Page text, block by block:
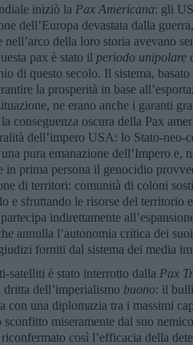
iniziò la Pax Americana: gli
dell’Europa devastata dalla
della loro storia avevano
pax è stato il periodo unipolare
di questo secolo. Il sistema,
la prosperità in base
ne erano anche i garanti
conseguenza oscura della Pax
dell’impero USA: lo Stato-neo-
pura emanazione dell’Impero e,
prima persona il genocidio
di territori: comunità di coloni
e sfruttando le risorse del territorio
indirettamente
annulla l’autonomia critica dei
forniti dal sistema dei media
satelliti è stato interrotto dalla Pax
dell’imperialismo buono: il
con una diplomazia tra i massimi
miseramente dal suo
riconfermato così l’efficacia della